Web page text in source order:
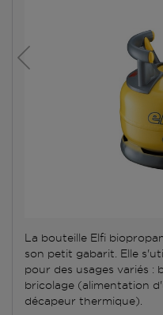
La bouteille Elfi
son petit gabarit. Elle
pour des usages variés :
bricolage (alimentation
décapeur thermique).